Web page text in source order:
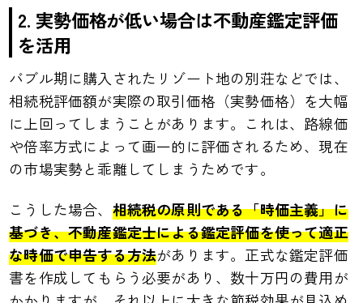
2. 実勢価格が低い場合は不動産鑑定評価
を活用
バブル期に購入されたリゾート地の別荘などでは、
相続税評価額が実際の取引価格（実勢価格）を大幅
に上回ってしまうことがあります。これは、路線価
や倍率方式によって画一的に評価されるため、現在
の市場実勢と乖離してしまうためです。
こうした場合、 相続税の原則である「時価主義」に
基づき、不動産鑑定士による鑑定評価を使って適正
な時価で申告する方法があります。正式な鑑定評価
書を作成してもらう必要があり、数十万円の費用が